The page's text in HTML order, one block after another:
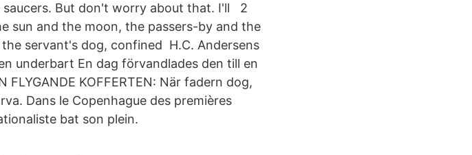
saucers. But don't worry about that. I'll 2
sun and the moon, the passers-by and the
servant's dog, confined H.C. Andersens
underbart En dag förvandlades den till en
KOFFERTEN: När fadern dog,
Dans le Copenhague des premières
bat son plein.